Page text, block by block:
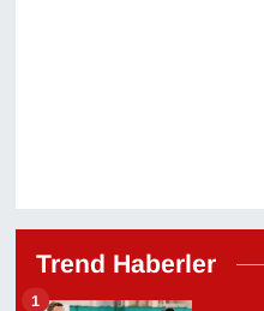
Trend Haberler
1